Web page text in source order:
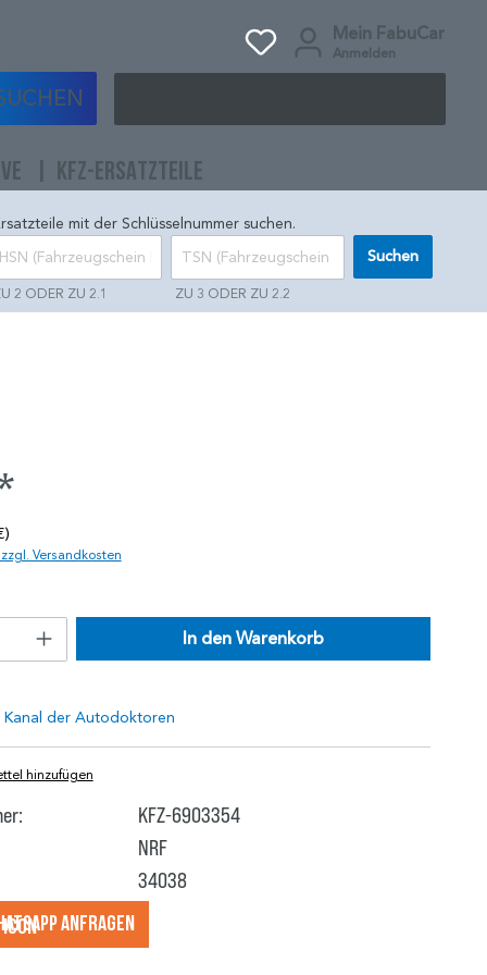
Mein FabuCar
Anmelden
KFZ-ERSATZTEILE
mit der Schlüsselnummer suchen.
2 ODER ZU 2.1 ZU 3 ODER ZU 2.2
Suchen
Versandkosten
In den Warenkorb
hinzufügen
KFZ-6903354
NRF
34038
anfragеn